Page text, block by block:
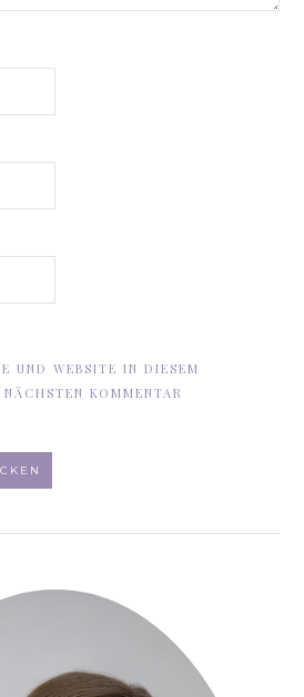
UND WEBSITE IN DIESEM
KOMMENTAR